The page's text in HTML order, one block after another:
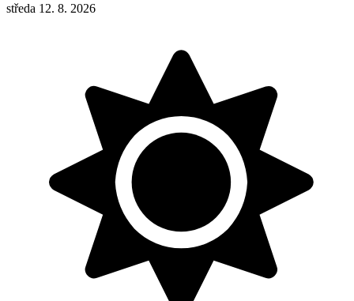
středa 12. 8. 2026